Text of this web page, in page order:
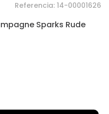
Referencia: 14-00001626
Sparks Rude